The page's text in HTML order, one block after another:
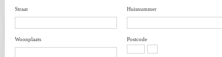
Straat Huisnummer
Woonplaats Postcode